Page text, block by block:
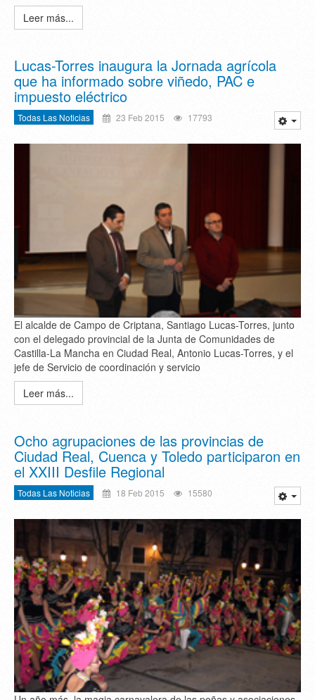
Leer más...
Lucas-Torres inaugura la Jornada agrícola
que ha informado sobre viñedo, PAC e
impuesto eléctrico
Todas Las Noticias 23 Feb 2015 17793
El alcalde de Campo de Criptana, Santiago Lucas-Torres, junto
con el delegado provincial de la Junta de Comunidades de
Castilla-La Mancha en Ciudad Real, Antonio Lucas-Torres, y el
jefe de Servicio de coordinación y servicio
Leer más...
Ocho agrupaciones de las provincias de
Ciudad Real, Cuenca y Toledo participaron en
el XXIII Desfile Regional
Todas Las Noticias 18 Feb 2015 15580